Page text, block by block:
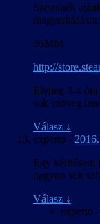
Szeretnék
magyarításásra:
35MM
http://
Elvileg 3-4
sok szöveg
Válasz ↓
experto -
Egy kérdésem
nagyon sok
Válasz ↓
experto -